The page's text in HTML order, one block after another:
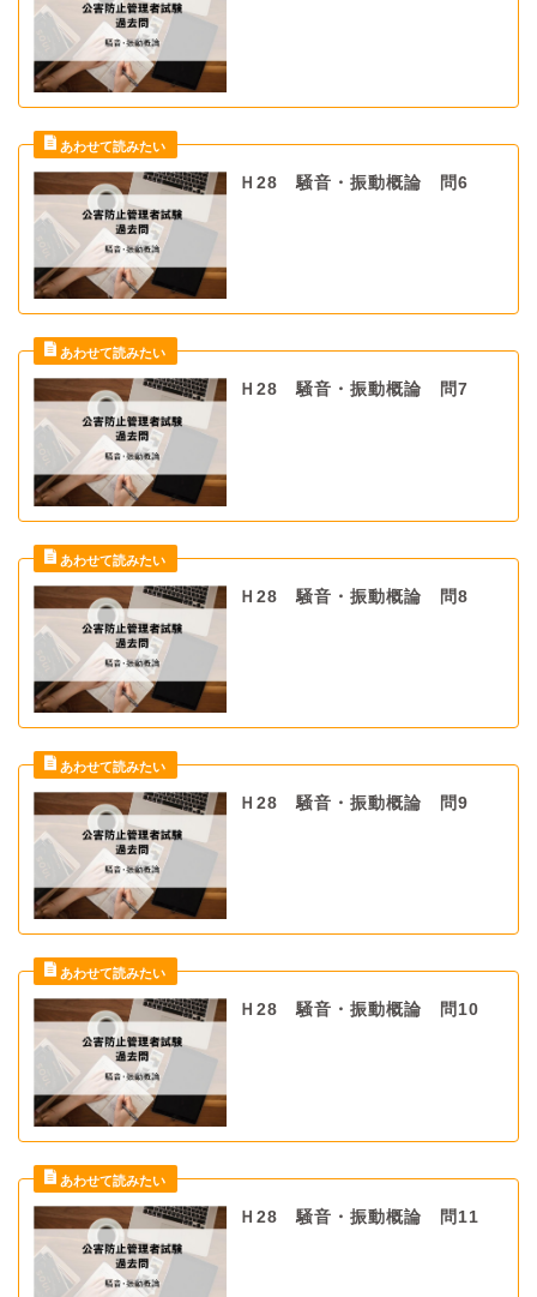
Ｈ28 騒音・振動概論 問6
Ｈ28 騒音・振動概論 問7
Ｈ28 騒音・振動概論 問8
Ｈ28 騒音・振動概論 問9
Ｈ28 騒音・振動概論 問10
Ｈ28 騒音・振動概論 問11